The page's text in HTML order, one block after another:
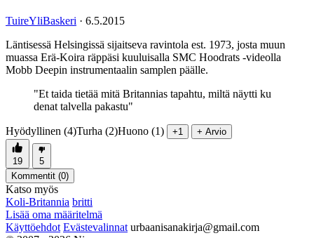
TuireYliBaskeri · 6.5.2015
Läntisessä Helsingissä sijaitseva ravintola est. 1973, josta muun
muassa Erä-Koira räppäsi kuuluisalla SMC Hoodrats -videolla
Mobb Deepin instrumentaalin samplen päälle.
"Et taida tietää mitä Britannias tapahtu, miltä näytti ku
denat talvella pakastu"
Hyödyllinen (4)Turha (2)Huono (1) +1 + Arvio
19
5
Kommentit (0)
Katso myös
Koli-Britannia britti
Lisää oma määritelmä
Käyttöehdot Evästevalinnat urbaanisanakirja@gmail.com